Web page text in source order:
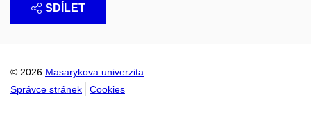
SDÍLET
© 2026 Masarykova univerzita
Správce stránek
Cookies